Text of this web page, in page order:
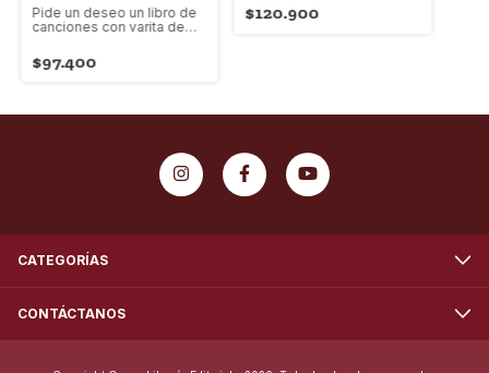
Pide un deseo un libro de
canciones con varita de
$97.400
$120.900
CATEGORÍAS
CONTÁCTANOS